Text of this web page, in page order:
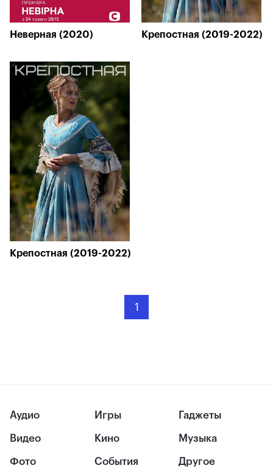
Неверная (2020) Крепостная (2019-2022)
Крепостная (2019-2022)
1
Аудио
Видео
Фото
Игры
Кино
События
Гаджеты
Музыка
Другое